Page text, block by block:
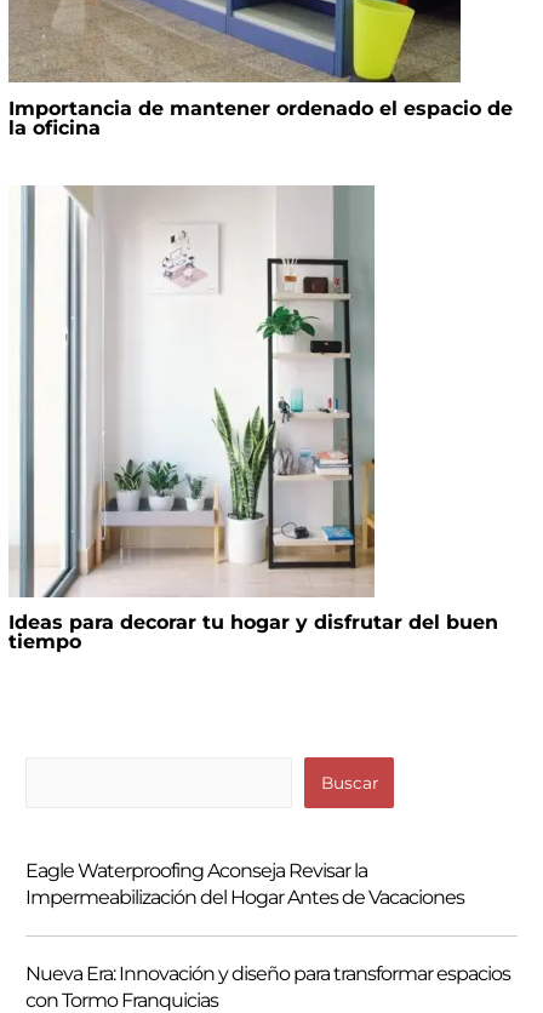
Importancia de mantener ordenado el espacio de
la oficina
Ideas para decorar tu hogar y disfrutar del buen
tiempo
c
a
r
Buscar
Eagle Waterproofing Aconseja Revisar la
Impermeabilización del Hogar Antes de Vacaciones
Nueva Era: Innovación y diseño para transformar espacios
con Tormo Franquicias